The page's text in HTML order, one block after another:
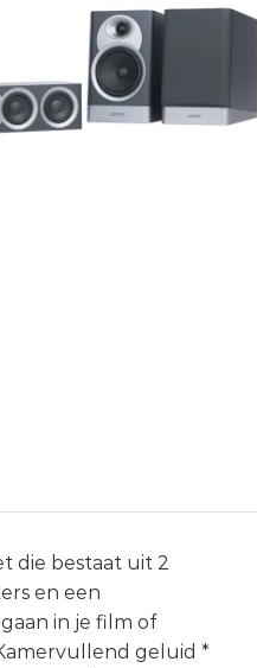
die bestaat uit 2
en een
in je film of
geluid *